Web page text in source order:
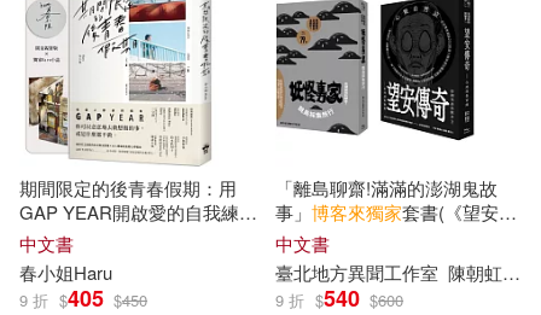
莫里斯‧梅特林克(2)
華倫．巴菲特(2)
葛蘭特．莫瑞森(2) 蔡康永(2)
蔡璧名(2) 蔡素芬(2)
期間限定的後青春假期：用
GAP YEAR開啟愛的自我練習
【博客來
限量親簽】
中文書
春小姐Haru
9 折 $405 $450
「離島聊齋!滿滿的澎湖鬼故
事」 博客來獨家套書(《望安傳
奇》+《妖怪專家跳島採集旅
行》，共2冊)
中文書
臺北地方異聞工作室 陳朝虹 羅
9 折 $540 $600